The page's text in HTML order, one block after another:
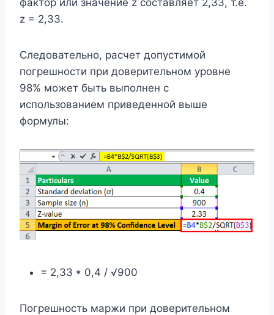
z = 2,33.
Следовательно, расчет допустимой
погрешности при доверительном уровне
98% может быть выполнен с
использованием приведенной выше
формулы:
= 2,33 * 0,4 / √900
Погрешность маржи при доверительном